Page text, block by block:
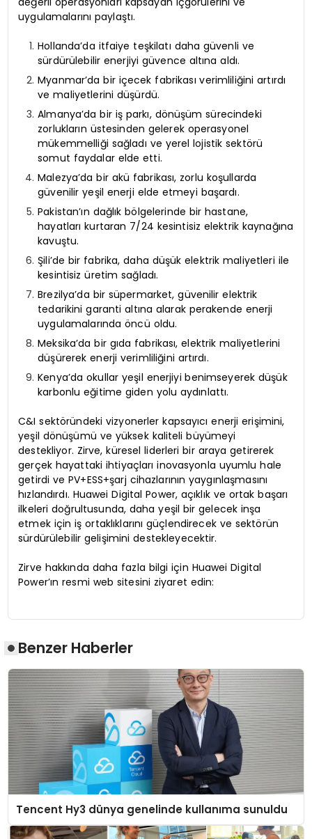
uygulamalarını paylaştı.
Hollanda’da itfaiye teşkilatı daha güvenli ve
sürdürülebilir enerjiyi güvence altına aldı.
Myanmar’da bir içecek fabrikası verimliliğini artırdı
ve maliyetlerini düşürdü.
Almanya’da bir iş parkı, dönüşüm sürecindeki
zorlukların üstesinden gelerek operasyonel
mükemmelliği sağladı ve yerel lojistik sektörü
somut faydalar elde etti.
Malezya’da bir akü fabrikası, zorlu koşullarda
güvenilir yeşil enerji elde etmeyi başardı.
Pakistan’ın dağlık bölgelerinde bir hastane,
hayatları kurtaran 7/24 kesintisiz elektrik kaynağına
kavuştu.
Şili’de bir fabrika, daha düşük elektrik maliyetleri ile
kesintisiz üretim sağladı.
Brezilya’da bir süpermarket, güvenilir elektrik
tedarikini garanti altına alarak perakende enerji
uygulamalarında öncü oldu.
Meksika’da bir gıda fabrikası, elektrik maliyetlerini
düşürerek enerji verimliliğini artırdı.
Kenya’da okullar yeşil enerjiyi benimseyerek düşük
karbonlu eğitime giden yolu aydınlattı.
C&I sektöründeki vizyonerler kapsayıcı enerji erişimini,
yeşil dönüşümü ve yüksek kaliteli büyümeyi
destekliyor. Zirve, küresel liderleri bir araya getirerek
gerçek hayattaki ihtiyaçları inovasyonla uyumlu hale
getirdi ve PV+ESS+şarj cihazlarının yaygınlaşmasını
hızlandırdı. Huawei Digital Power, açıklık ve ortak başarı
ilkeleri doğrultusunda, daha yeşil bir gelecek inşa
etmek için iş ortaklıklarını güçlendirecek ve sektörün
sürdürülebilir gelişimini destekleyecektir.
Zirve hakkında daha fazla bilgi için Huawei Digital
Power’ın resmi web sitesini ziyaret edin:
Benzer Haberler
Tencent Hy3 dünya genelinde kullanıma sunuldu